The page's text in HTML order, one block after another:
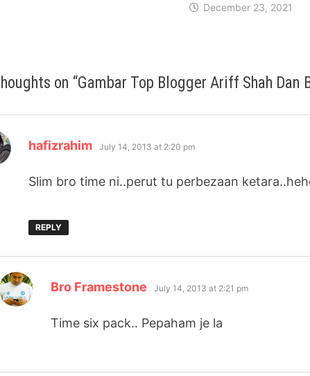
December 23, 2021
on “Gambar Top Blogger Ariff Shah Dan
hafizrahim says:
July 14, 2013 at 2:20 pm
Slim bro time ni..perut tu perbezaan
REPLY
Bro Framestone says:
July 14, 2013 at 2:21 pm
Time six pack.. Pepaham je la